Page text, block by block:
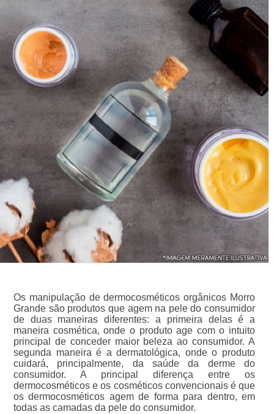
Os manipulação de dermocosméticos orgânicos Morro
Grande são produtos que agem na pele do consumidor
de duas maneiras diferentes: a primeira delas é a
maneira cosmética, onde o produto age com o intuito
principal de conceder maior beleza ao consumidor. A
segunda maneira é a dermatológica, onde o produto
cuidará, principalmente, da saúde da derme do
consumidor. A principal diferença entre os
dermocosméticos e os cosméticos convencionais é que
os dermocosméticos agem de forma para dentro, em
todas as camadas da pele do consumidor.